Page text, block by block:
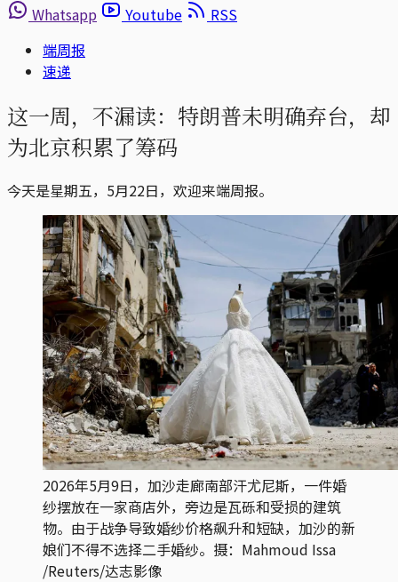
Whatsapp
Youtube
RSS
端周报
速递
这一周，不漏读：特朗普未明确弃台，却
为北京积累了筹码
今天是星期五，5月22日，欢迎来端周报。
2026年5月9日，加沙走廊南部汗尤尼斯，一件婚
纱摆放在一家商店外，旁边是瓦砾和受损的建筑
物。由于战争导致婚纱价格飙升和短缺，加沙的新
娘们不得不选择二手婚纱。摄：Mahmoud Issa
/Reuters/达志影像